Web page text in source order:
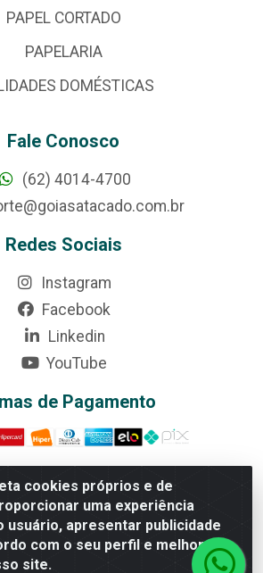
cookies próprios e de
uma experiência
usuário, apresentar publicidade
com o seu perfil e melhorar a
site.
PAPEL CORTADO
PAPELARIA
DOMÉSTICAS
Fale Conosco
(62) 4014-4700
Redes Sociais
Instagram
Facebook
Linkedin
YouTube
de Pagamento
Universitária, nº 3860, Jardim das
- Anápolis/GO - CEP 75070-415 -
07.728.073/0002-24